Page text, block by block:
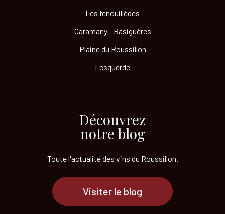
Les fenouillèdes
Caramany - Rasiguères
Plaine du Roussillon
Lesquerde
Découvrez
notre blog
Toute l'actualité des vins du Roussillon.
Visiter le blog